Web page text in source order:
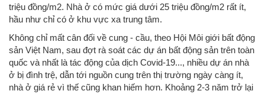
triệu đồng/m2. Nhà ở có mức giá dưới 25 triệu đồng/m2 rất ít,
hầu như chỉ có ở khu vực xa trung tâm.
Không chỉ mất cân đối về cung - cầu, theo Hội Môi giới bất động
sản Việt Nam, sau đợt rà soát các dự án bất động sản trên toàn
quốc và nhất là tác động của dịch Covid-19..., nhiều dự án nhà
ở bị đình trệ, dẫn tới nguồn cung trên thị trường ngày càng ít,
nhà ở giá rẻ vì thế cũng khan hiếm hơn. Khoảng 2-3 năm trở lại